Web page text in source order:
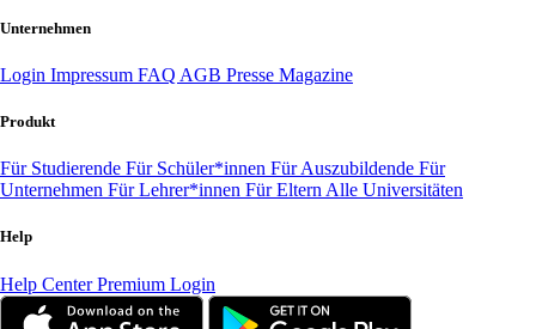
Unternehmen
Login Impressum FAQ AGB Presse Magazine
Produkt
Für Studierende Für Schüler*innen Für Auszubildende Für
Unternehmen Für Lehrer*innen Für Eltern Alle Universitäten
Help
Help CenterPremium Login